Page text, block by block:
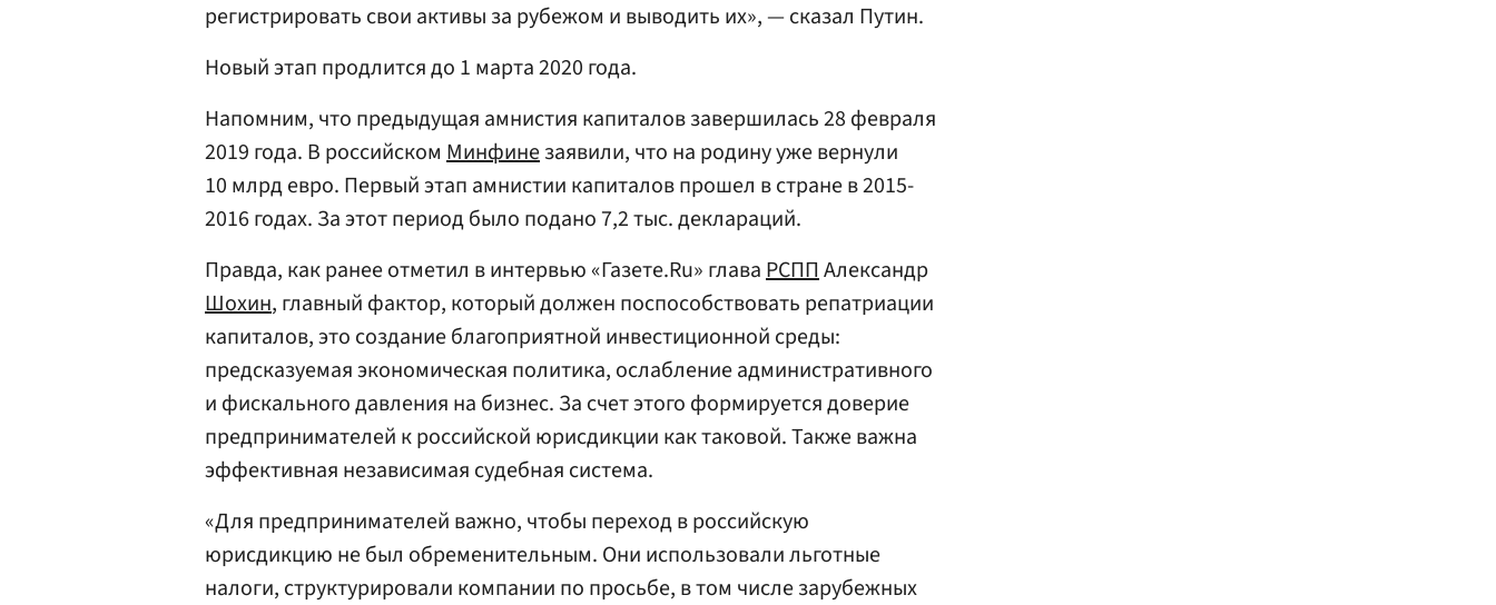
регистрировать свои активы за рубежом и выводить их», — сказал Путин.
Новый этап продлится до 1 марта 2020 года.
Напомним, что предыдущая амнистия капиталов завершилась 28 февраля
2019 года. В российском Минфинезаявили, что на родину уже вернули
10 млрд евро. Первый этап амнистии капиталов прошел в стране в 2015-
2016 годах. За этот период было подано 7,2 тыс. деклараций.
Правда, как ранее отметил в интервью «Газете.Ru» главаРСППАлександр
Шохин, главный фактор, который должен поспособствовать репатриации
капиталов, это создание благоприятной инвестиционной среды:
предсказуемая экономическая политика, ослабление административного
и фискального давления на бизнес. За счет этого формируется доверие
предпринимателей к российской юрисдикции как таковой. Также важна
эффективная независимая судебная система.
«Для предпринимателей важно, чтобы переход в российскую
юрисдикцию не был обременительным. Они использовали льготные
налоги, структурировали компании по просьбе, в том числе зарубежных